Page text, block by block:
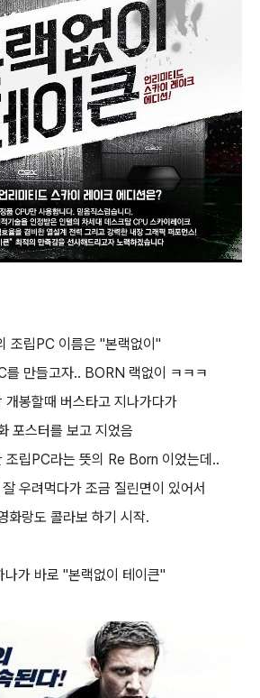
조립PC 이름은 "본랙없이"
를 만들고자.. BORN 랙없이 ㅋㅋㅋ
개봉할때 버스타고 지나가다가
포스터를 보고 지었음
조립PC라는 뜻의 Re Born 이었는데..
우려먹다가 조금 질린면이 있어서
화랑도 콜라보 하기 시작.
나가 바로 "본랙없이 테이큰"